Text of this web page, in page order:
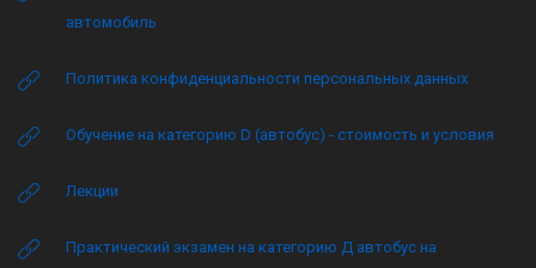
автомобиль
Политика конфиденциальности персональных данных
Обучение на категорию D (автобус) - стоимость и условия
Лекции
Практический экзамен на категорию Д автобус на